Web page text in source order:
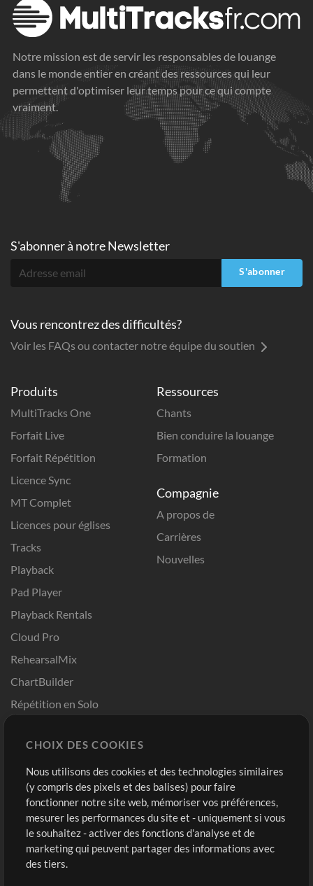
Notre mission est de servir les responsables de louange
dans le monde entier en créant des ressources qui leur
permettent d'optimiser leur temps pour ce qui compte
vraiment.
Produits
MultiTracks One
Forfait Live
Forfait Répétition
Licence Sync
MT Complet
Licences pour églises
Tracks
Playback
Pad Player
Playback Rentals
Cloud Pro
RehearsalMix
ChartBuilder
Répétition en Solo
Modèles ProPresenter
Sons
Ressources
Chants
Bien conduire la louange
Formation
Compagnie
A propos de
Carrières
Nouvelles
Boutique
Acheter des crédits
Contenu gratuit
Demander les pistes
Compte
Connexion
S'inscrire
S'abonner à notre Newsletter
S'abonner
Vous rencontrez des difficultés?
Voir les FAQs ou contacter notre équipe du soutien
CHOIX DES COOKIES
Nous utilisons des cookies et des technologies similaires
(y compris des pixels et des balises) pour faire
fonctionner notre site web, mémoriser vos préférences,
mesurer les performances du site et - uniquement si vous
le souhaitez - activer des fonctions d'analyse et de
marketing qui peuvent partager des informations avec
des tiers.